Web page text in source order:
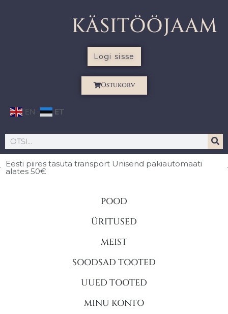
KÄSITÖÖJAAM
Logi sisse
Ostukorv
EN ET
Eesti piires tasuta transport Unisend pakiautomaati
alates 50€
POOD
ÜRITUSED
MEIST
SOODSAD TOOTED
UUED TOOTED
MINU KONTO